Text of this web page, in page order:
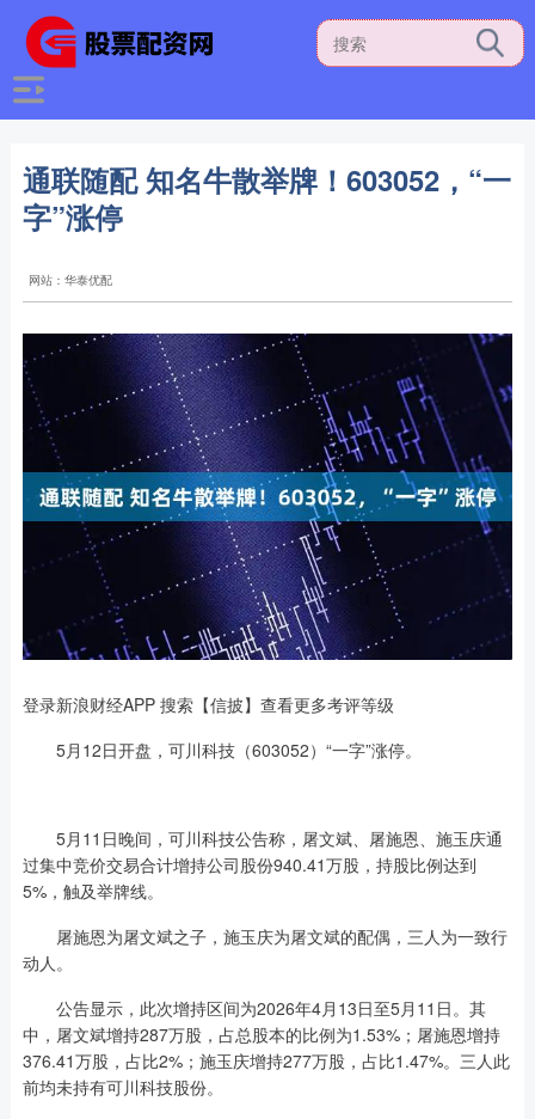
通联随配 知名牛散举牌！603052，“一
字”涨停
网站：华泰优配
登录新浪财经APP 搜索【信披】查看更多考评等级
5月12日开盘，可川科技（603052）“一字”涨停。
5月11日晚间，可川科技公告称，屠文斌、屠施恩、施玉庆通
过集中竞价交易合计增持公司股份940.41万股，持股比例达到
5%，触及举牌线。
屠施恩为屠文斌之子，施玉庆为屠文斌的配偶，三人为一致行
动人。
公告显示，此次增持区间为2026年4月13日至5月11日。其
中，屠文斌增持287万股，占总股本的比例为1.53%；屠施恩增持
376.41万股，占比2%；施玉庆增持277万股，占比1.47%。三人此
前均未持有可川科技股份。